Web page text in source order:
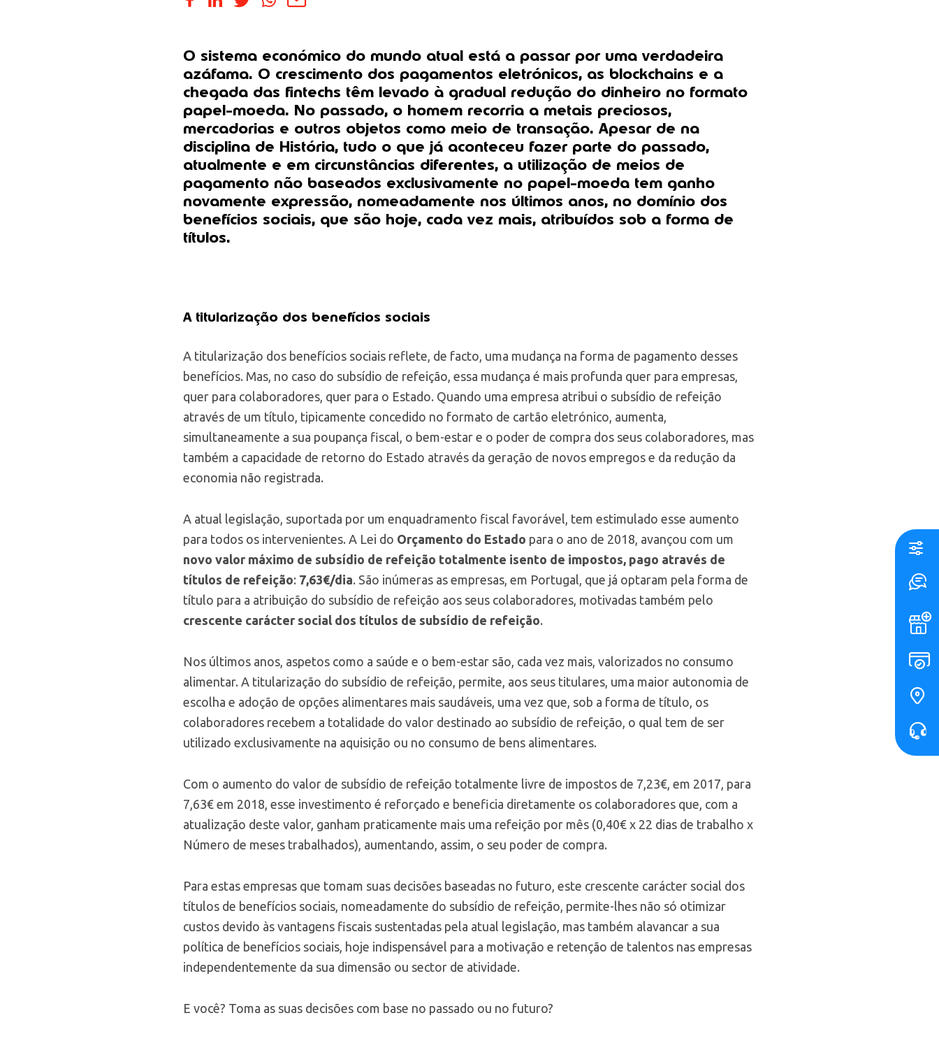
O sistema económico do mundo atual está a passar por uma verdadeira
azáfama. O crescimento dos pagamentos eletrónicos, as blockchains e a
chegada das fintechs têm levado à gradual redução do dinheiro no formato
papel-moeda. No passado, o homem recorria a metais preciosos,
mercadorias e outros objetos como meio de transação. Apesar de na
disciplina de História, tudo o que já aconteceu fazer parte do passado,
atualmente e em circunstâncias diferentes, a utilização de meios de
pagamento não baseados exclusivamente no papel-moeda tem ganho
novamente expressão, nomeadamente nos últimos anos, no domínio dos
benefícios sociais, que são hoje, cada vez mais, atribuídos sob a forma de
títulos.
A titularização dos benefícios sociais
A titularização dos benefícios sociais reflete, de facto, uma mudança na forma de pagamento desses
benefícios. Mas, no caso do subsídio de refeição, essa mudança é mais profunda quer para empresas,
quer para colaboradores, quer para o Estado. Quando uma empresa atribui o subsídio de refeição
através de um título, tipicamente concedido no formato de cartão eletrónico, aumenta,
simultaneamente a sua poupança fiscal, o bem-estar e o poder de compra dos seus colaboradores, mas
também a capacidade de retorno do Estado através da geração de novos empregos e da redução da
economia não registrada.
A atual legislação, suportada por um enquadramento fiscal favorável, tem estimulado esse aumento
para todos os intervenientes. A Lei do Orçamento do Estado para o ano de 2018, avançou com um
novo valor máximo de subsídio de refeição totalmente isento de impostos, pago através de
títulos de refeição: 7,63€/dia. São inúmeras as empresas, em Portugal, que já optaram pela forma de
título para a atribuição do subsídio de refeição aos seus colaboradores, motivadas também pelo
crescente carácter social dos títulos de subsídio de refeição.
Nos últimos anos, aspetos como a saúde e o bem-estar são, cada vez mais, valorizados no consumo
alimentar. A titularização do subsídio de refeição, permite, aos seus titulares, uma maior autonomia de
escolha e adoção de opções alimentares mais saudáveis, uma vez que, sob a forma de título, os
colaboradores recebem a totalidade do valor destinado ao subsídio de refeição, o qual tem de ser
utilizado exclusivamente na aquisição ou no consumo de bens alimentares.
Com o aumento do valor de subsídio de refeição totalmente livre de impostos de 7,23€, em 2017, para
7,63€ em 2018, esse investimento é reforçado e beneficia diretamente os colaboradores que, com a
atualização deste valor, ganham praticamente mais uma refeição por mês (0,40€ x 22 dias de trabalho x
Número de meses trabalhados), aumentando, assim, o seu poder de compra.
Para estas empresas que tomam suas decisões baseadas no futuro, este crescente carácter social dos
títulos de benefícios sociais, nomeadamente do subsídio de refeição, permite-lhes não só otimizar
custos devido às vantagens fiscais sustentadas pela atual legislação, mas também alavancar a sua
política de benefícios sociais, hoje indispensável para a motivação e retenção de talentos nas empresas
independentemente da sua dimensão ou sector de atividade.
E você? Toma as suas decisões com base no passado ou no futuro?